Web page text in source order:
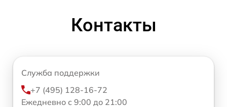
Контакты
Служба поддержки
+7 (495) 128-16-72
Ежедневно с 9:00 до 21:00